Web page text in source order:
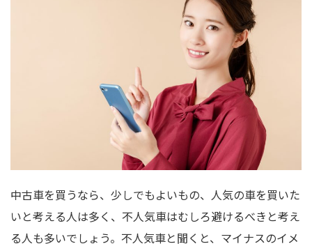
中古車を買うなら、少しでもよいもの、人気の車を買いた
いと考える人は多く、不人気車はむしろ避けるべきと考え
る人も多いでしょう。不人気車と聞くと、マイナスのイメ